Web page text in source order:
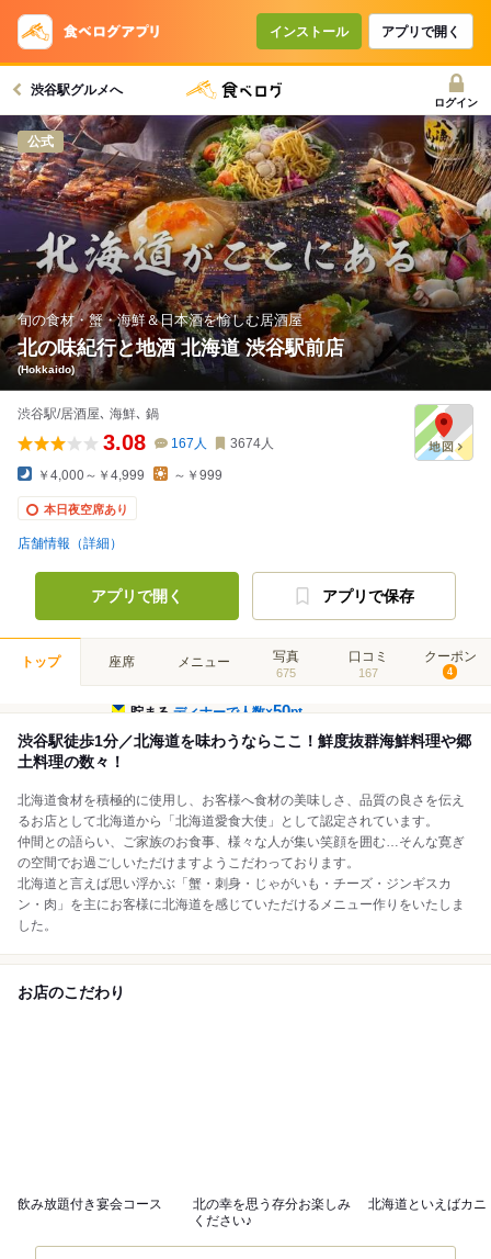
インストール アプリで開く
渋谷駅グルメへ
ログイン
公式
旬の食材・蟹・海鮮＆日本酒を愉しむ居酒屋
北の味紀行と地酒 北海道 渋谷駅前店
(Hokkaido)
渋谷駅/居酒屋､ 海鮮､ 鍋
3.08 167 人 3674人
￥4,000～￥4,999 ～￥999
本日夜空席あり
店舗情報（詳細）
アプリで開く アプリで保存
トップ 座席 メニュー 写真
675
口コミ
167
クーポン
4
貯まるディナーで人数×50pt
渋谷駅徒歩1分／北海道を味わうならここ！鮮度抜群海鮮料理や郷
土料理の数々！
北海道食材を積極的に使用し、お客様へ食材の美味しさ、品質の良さを伝え
るお店として北海道から「北海道愛食大使」として認定されています。
仲間との語らい、ご家族のお食事、様々な人が集い笑顔を囲む…そんな寛ぎ
の空間でお過ごしいただけますようこだわっております。
北海道と言えば思い浮かぶ「蟹・刺身・じゃがいも・チーズ・ジンギスカ
ン・肉」を主にお客様に北海道を感じていただけるメニュー作りをいたしま
した。
お店のこだわり
飲み放題付き宴会コース
北の幸を思う存分お楽しみ
ください♪
北海道といえばカニ
コースで使えるクーポン
戻る
クーポンを利用せず予約する